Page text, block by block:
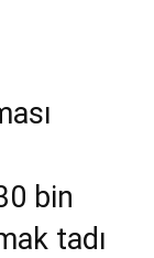
bin
tadı